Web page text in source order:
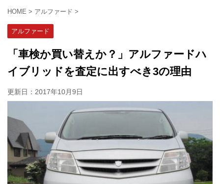
HOME > アルファード >
アルファード
「車検か買い替えか？」アルファードハ
イブリッドを査定に出すべき3の理由
更新日： 2017年10月9日